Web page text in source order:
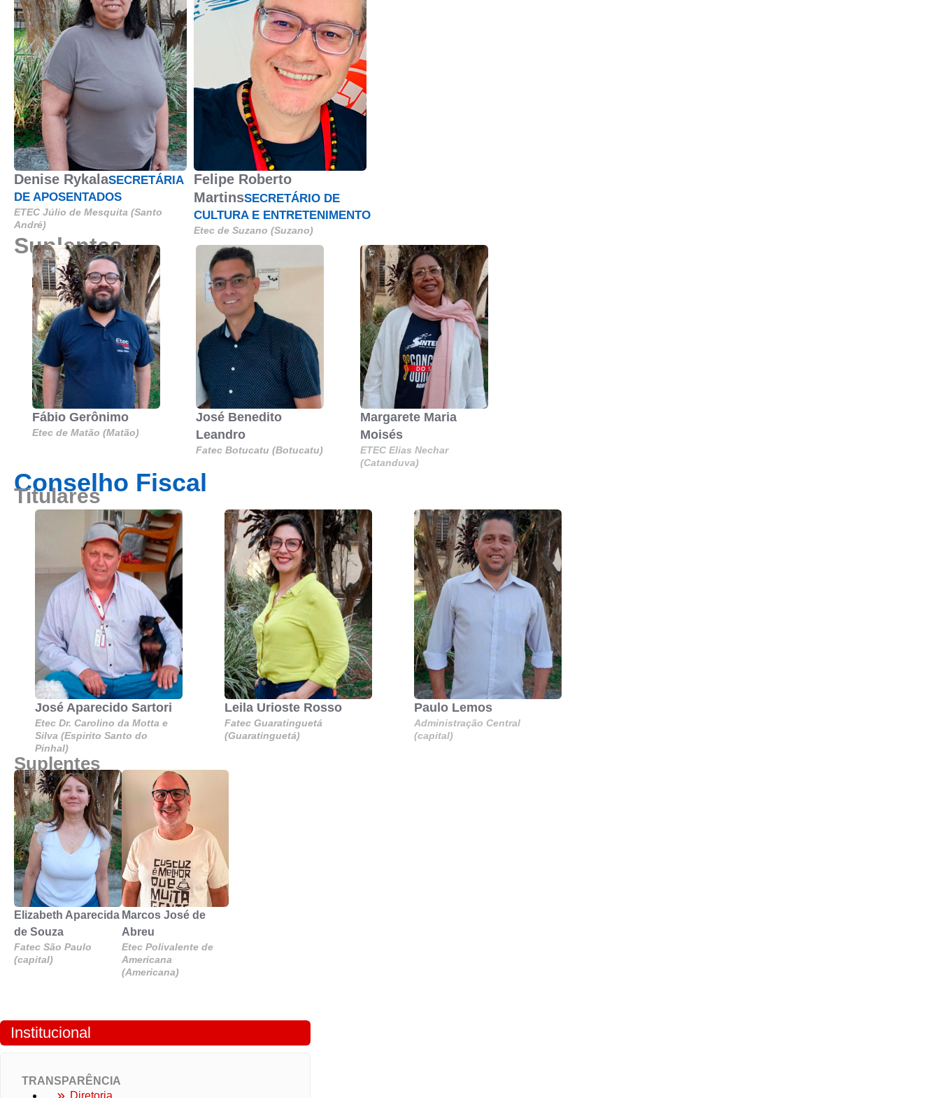
Denise RykalaSECRETÁRIA
DE APOSENTADOS
ETEC Júlio de Mesquita (Santo
André)
Felipe Roberto
MartinsSECRETÁRIO DE
CULTURA E ENTRETENIMENTO
Etec de Suzano (Suzano)
Suplentes
Fábio Gerônimo
Etec de Matão (Matão)
José Benedito
Leandro
Fatec Botucatu (Botucatu)
Margarete Maria
Moisés
ETEC Elias Nechar
(Catanduva)
Conselho Fiscal
Titulares
José Aparecido Sartori
Etec Dr. Carolino da Motta e
Silva (Espirito Santo do
Pinhal)
Leila Urioste Rosso
Fatec Guaratinguetá
(Guaratinguetá)
Paulo Lemos
Administração Central
(capital)
Suplentes
Elizabeth Aparecida
de Souza
Fatec São Paulo
(capital)
Marcos José de
Abreu
Etec Polivalente de
Americana
(Americana)
Institucional
TRANSPARÊNCIA